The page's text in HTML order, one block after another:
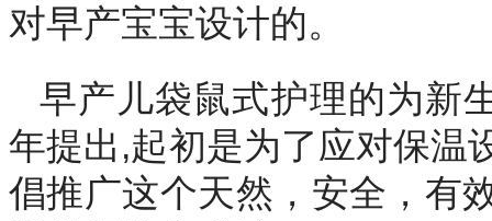
对早产宝宝设计的。
早产儿袋鼠式护理的为新
年提出,起初是为了应对保温
倡推广这个天然，安全，有